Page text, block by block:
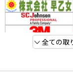
全ての取